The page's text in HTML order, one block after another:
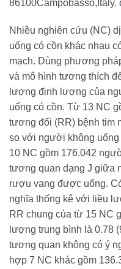
86100Campobasso,Italy.
Nhiều nghiên cứu (NC)
uống có cồn khác nhau
mạch. Dùng phương
và mô hình tương thích
lượng định lượng của
uống có cồn. Từ 13 NC
tương đối (RR) bệnh tim
so với người không
10 NC gồm 176.042
tương quan dạng J giữa
rượu vang được uống.
nghĩa thống kê với liều
RR chung của từ 15 NC
lượng trung bình là 0.78
tương quan không có ý
hợp 7 NC khác gồm